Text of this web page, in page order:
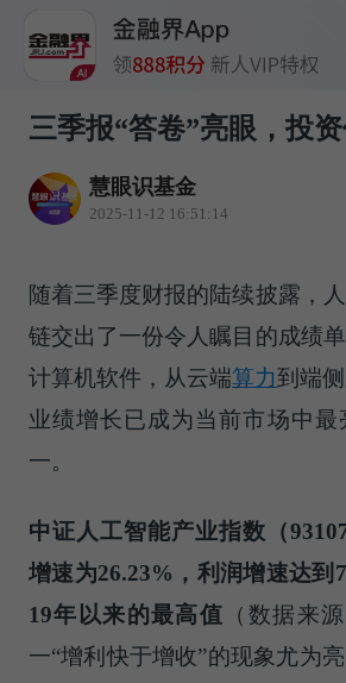
三季报“答卷”亮眼，投
慧眼识基金
2025-11-12 16:51:14
随着三季度财报的陆续披露，
链交出了一份令人瞩目的成绩
计算机软件，从云端算力到端
业绩增长已成为当前市场中最
一。
中证人工智能产业指数（
增速为26.23%，利润增速达到
19年以来的最高值 （数据来
一“增利快于增收”的现象尤为